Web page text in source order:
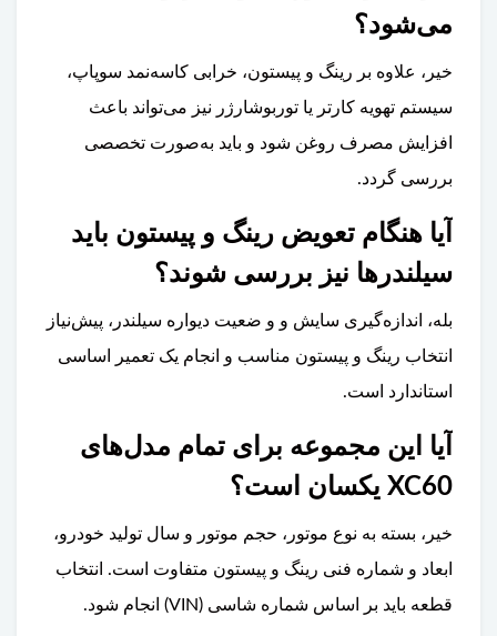
می‌شود؟
خیر، علاوه بر رینگ و پیستون، خرابی کاسه‌نمد سوپاپ،
سیستم تهویه کارتر یا توربوشارژر نیز می‌تواند باعث
افزایش مصرف روغن شود و باید به‌صورت تخصصی
بررسی گردد.
آیا هنگام تعویض رینگ و پیستون باید
سیلندرها نیز بررسی شوند؟
بله، اندازه‌گیری سایش و و ضعیت دیواره سیلندر، پیش‌نیاز
انتخاب رینگ و پیستون مناسب و انجام یک تعمیر اساسی
استاندارد است.
آیا این مجموعه برای تمام مدل‌های
XC60 یکسان است؟
خیر، بسته به نوع موتور، حجم موتور و سال تولید خودرو،
ابعاد و شماره فنی رینگ و پیستون متفاوت است. انتخاب
قطعه باید بر اساس شماره شاسی (VIN) انجام شود.